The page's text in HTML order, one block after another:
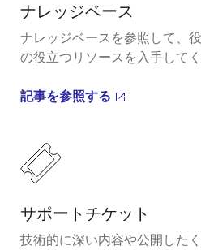
ナレッジベース
ナレッジベースを参照して、
の役立つリソースを入手してく
記事を参照する
サポートチケット
技術的に深い内容や公開した